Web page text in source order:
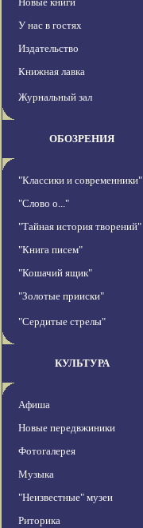
У нас в гостях
Издательство
Книжная лавка
Журнальный зал
ОБОЗРЕНИЯ
"Классики и современники"
"Слово о..."
"Тайная история творений"
"Книга писем"
"Кошачий ящик"
"Золотые прииски"
"Сердитые стрелы"
КУЛЬТУРА
Афиша
Новые передвжиники
Фотогалерея
Музыка
"Неизвестные" музеи
Риторика